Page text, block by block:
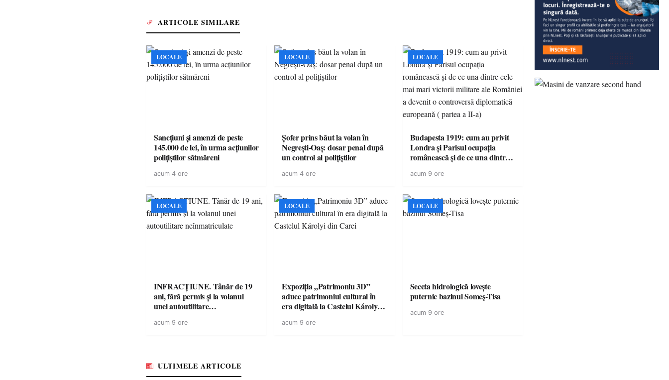
ARTICOLE SIMILARE
LOCALE
Sancțiuni și amenzi de peste
145.000 de lei, în urma acțiunilor
polițiștilor sătmăreni
acum 4 ore
LOCALE
Șofer prins băut la volan în
Negrești-Oaș: dosar penal după
un control al polițiștilor
acum 4 ore
LOCALE
Budapesta 1919: cum au privit
Londra și Parisul ocupația
românească și de ce una dintre
României a devenit o
europeană ( partea a II-a)
acum 9 ore
LOCALE
INFRACȚIUNE. Tânăr de 19
ani, fără permis și la volanul
unei autoutilitare
acum 9 ore
LOCALE
Expoziția „Patrimoniu 3D”
aduce patrimoniul cultural în
era digitală la Castelul Károlyi
acum 9 ore
LOCALE
Seceta hidrologică lovește
puternic bazinul Someș-Tisa
acum 9 ore
ULTIMELE ARTICOLE